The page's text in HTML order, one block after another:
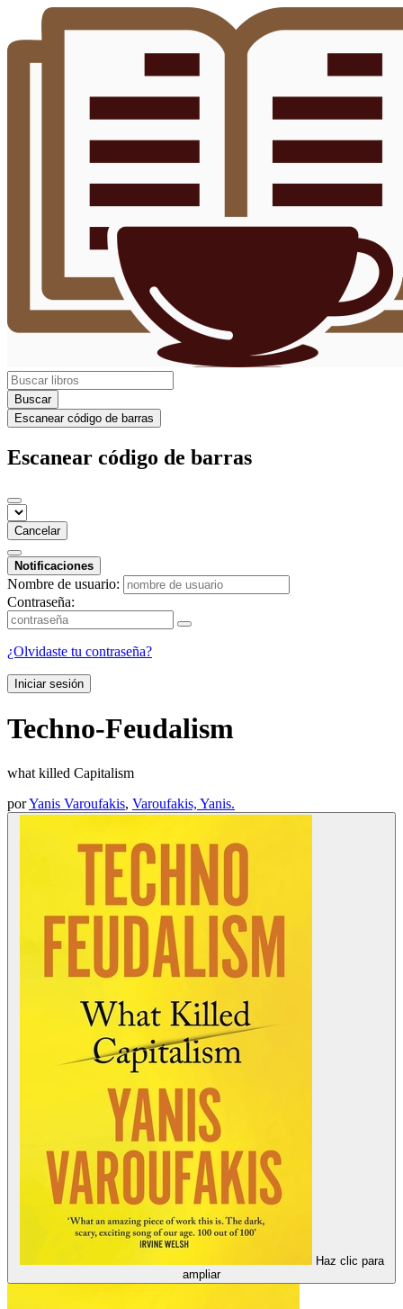
Buscar
Escanear código de barras
Escanear código de barras
Cancelar
Notificaciones
Nombre de usuario:
Contraseña:
¿Olvidaste tu contraseña?
Iniciar sesión
Techno-Feudalism
what killed Capitalism
porYanis Varoufakis, Varoufakis, Yanis.
Haz clic para
ampliar